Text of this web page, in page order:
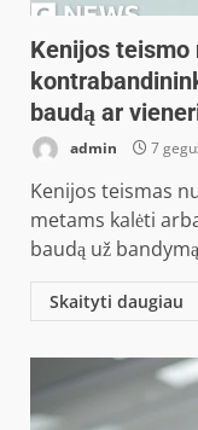
Kenijos teismo
baudą ar
admin 7
Kenijos teismas
metams kalėti
baudą už
Skaityti daugiau